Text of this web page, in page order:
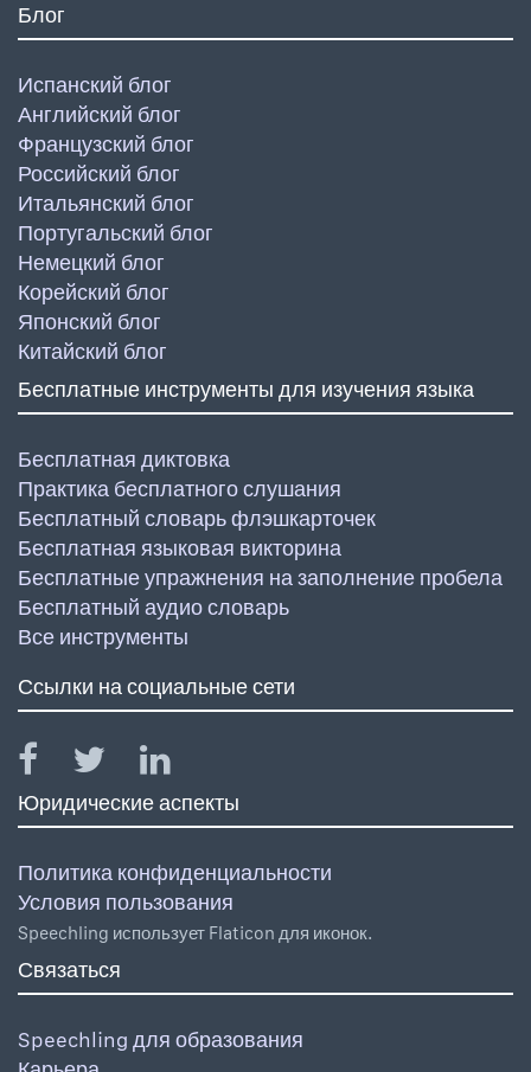
Блог
Испанский блог
Английский блог
Французский блог
Российский блог
Итальянский блог
Португальский блог
Немецкий блог
Корейский блог
Японский блог
Китайский блог
Бесплатные инструменты для изучения языка
Бесплатная диктовка
Практика бесплатного слушания
Бесплатный словарь флэшкарточек
Бесплатная языковая викторина
Бесплатные упражнения на заполнение пробела
Бесплатный аудио словарь
Все инструменты
Ссылки на социальные сети
Юридические аспекты
Политика конфиденциальности
Условия пользования
Speechling использует Flaticon для иконок.
Связаться
Speechling для образования